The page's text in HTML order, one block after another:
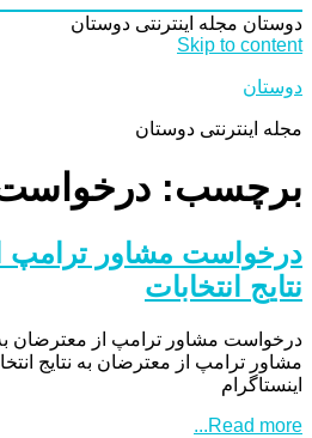
دوستان مجله اینترنتی دوستان
Skip to content
دوستان
مجله اینترنتی دوستان
برچسب: درخواست
درخواست مشاور ترامپ
نتایج انتخابات
درخواست مشاور ترامپ از معترضان به
مشاور ترامپ از معترضان به نتایج
اینستاگرام
Read more...